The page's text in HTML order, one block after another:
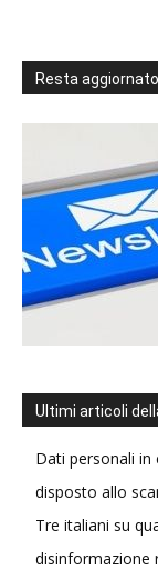
Resta
Ultimi articoli
Dati personali in
disposto allo
Tre italiani su
disinformazione